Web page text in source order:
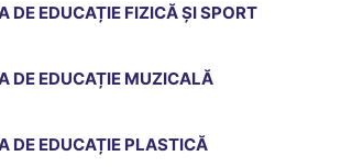
DE EDUCAȚIE FIZICĂ ȘI SPORT
DE EDUCAȚIE MUZICALĂ
DE EDUCAȚIE PLASTICĂ